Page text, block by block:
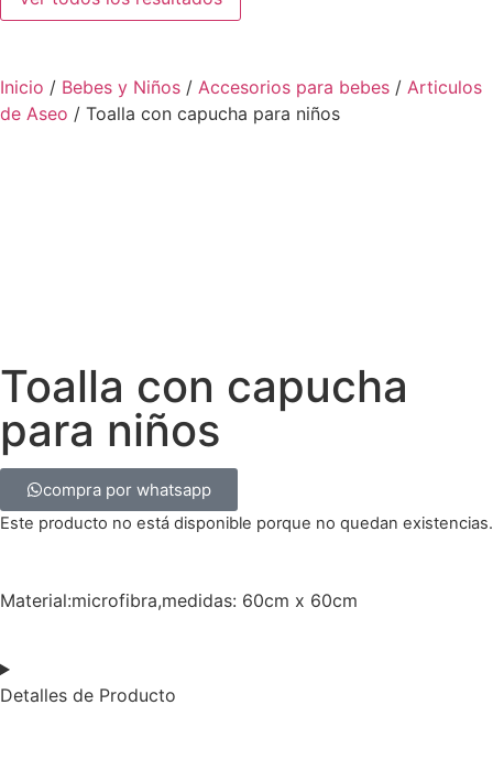
Inicio / Bebes y Niños / Accesorios para bebes / Articulos
de Aseo / Toalla con capucha para niños
Toalla con capucha
para niños
compra por whatsapp
Este producto no está disponible porque no quedan existencias.
Material:microfibra,medidas: 60cm x 60cm
Detalles de Producto